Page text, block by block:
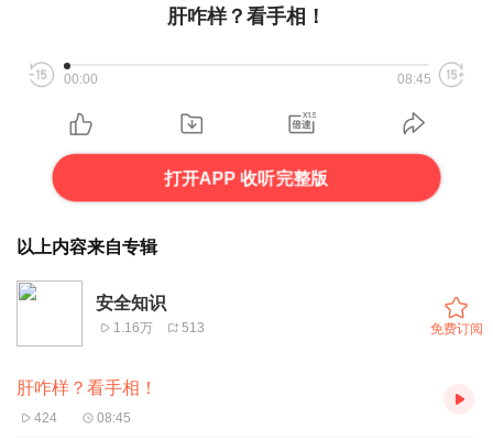
肝咋样？看手相！
00:00 08:45
打开APP 收听完整版
以上内容来自专辑
安全知识
1.16万 513 免费订阅
肝咋样？看手相！
424 08:45